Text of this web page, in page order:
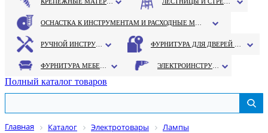
Полный каталог товаров
Главная Каталог Электротовары
Лампы